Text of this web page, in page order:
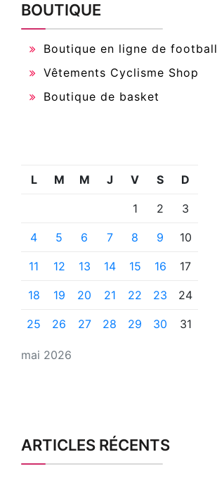
BOUTIQUE
Boutique en ligne de football
Vêtements Cyclisme Shop
Boutique de basket
mai 2026
L M M J V S D
1 2 3
4 5 6 7 8 9 10
11 12 13 14 15 16 17
18 19 20 21 22 23 24
25 26 27 28 29 30 31
ARTICLES RÉCENTS